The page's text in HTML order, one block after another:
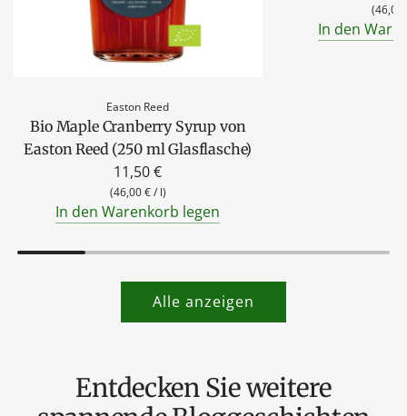
Easton Reed
Bio Maple Cranberry Syrup von
Easton Reed (250 ml Glasflasche)
11,50 €
(46,00 €/ l)
In den Warenkorb legen
(46,00
In den
Alle anzeigen
Entdecken Sie weitere